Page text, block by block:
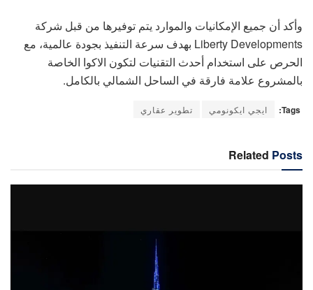
وأكد أن جميع الإمكانيات والموارد يتم توفيرها من قبل شركة
Liberty Developments بهدف سرعة التنفيذ بجودة عالمية، مع
الحرص على استخدام أحدث التقنيات لتكون الاكوا الخاصة
بالمشروع علامة فارقة في الساحل الشمالي بالكامل.
Tags: ايجي ايكونومي تطوير عقاري
Related Posts